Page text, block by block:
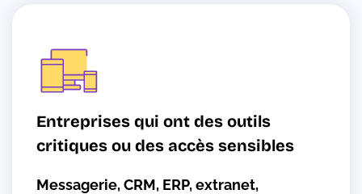
Entreprises qui ont des outils
critiques ou des accès sensibles
Messagerie, CRM, ERP, extranet,